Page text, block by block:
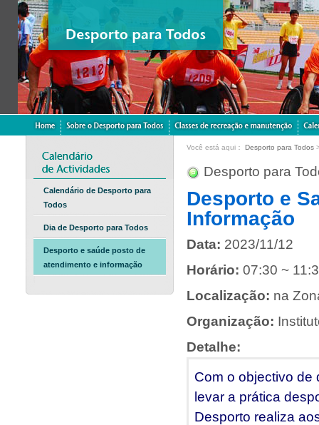
Calendário de Desporto para
Todos
Dia de Desporto para Todos
Desporto e saúde posto de
atendimento e informação
Você está aqui： Desporto para Todos
Desporto para
Desporto e
Informação
Data: 2023/11/12
Horário: 07:30 ~
Localização: na
Organização:
Detalhe:
Com o objectivo de
levar a prática
Desporto realiza